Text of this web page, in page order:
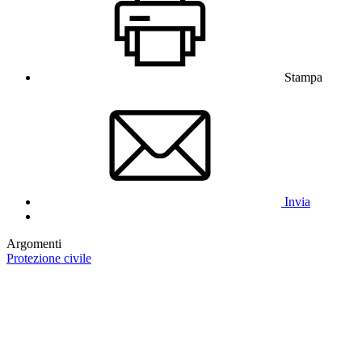
Stampa
Invia
Argomenti
Protezione civile